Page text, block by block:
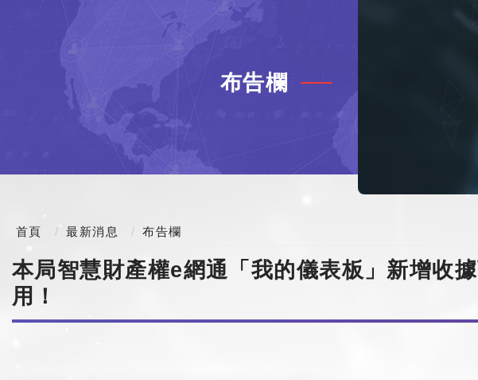
布告欄
首頁 最新消息 布告欄
本局智慧財產權e網通「我的儀表板」新增收
用！